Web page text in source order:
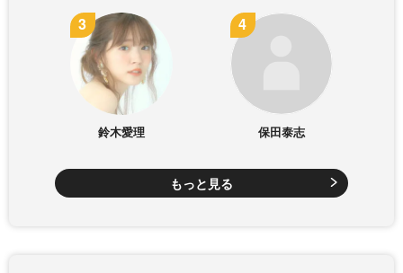
鈴木愛理 保田泰志
もっと見る